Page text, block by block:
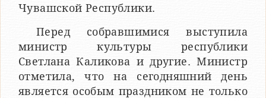
Чувашской Республики.
Перед собравшимися выступила
министр культуры республики
Светлана Каликова и другие. Министр
отметила, что на сегодняшний день
является особым праздником не только